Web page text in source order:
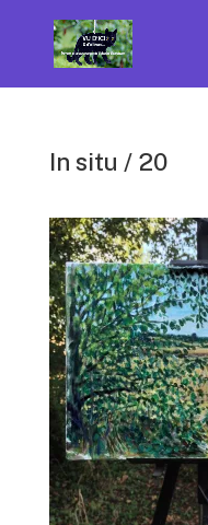
In situ / 20